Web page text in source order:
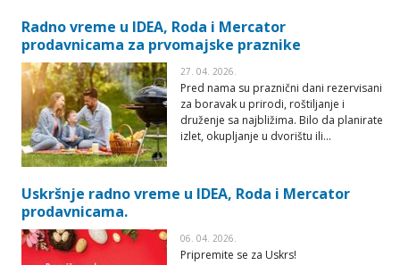
Radno vreme u IDEA, Roda i Mercator
prodavnicama za prvomajske praznike
27. 04. 2026.
Pred nama su praznični dani rezervisani
za boravak u prirodi, roštiljanje i
druženje sa najbližima. Bilo da planirate
izlet, okupljanje u dvorištu ili...
Uskršnje radno vreme u IDEA, Roda i Mercator
prodavnicama.
06. 04. 2026.
Pripremite se za Uskrs!